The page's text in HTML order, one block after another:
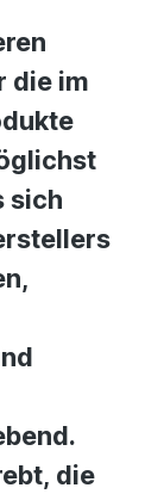
die im
sich
die